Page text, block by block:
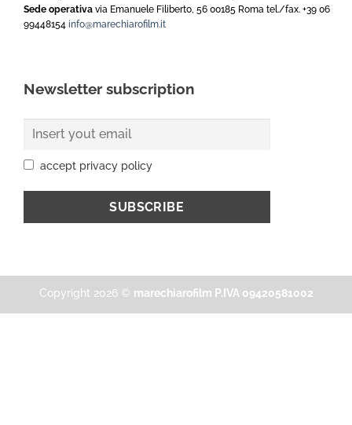
Sede operativa via Emanuele Filiberto, 56 00185 Roma tel./fax. +39 06
99448154 info@marechiarofilm.it
Newsletter subscription
accept privacy policy
Copyright 2026 © marechiarofilm P.IVA 09420581002